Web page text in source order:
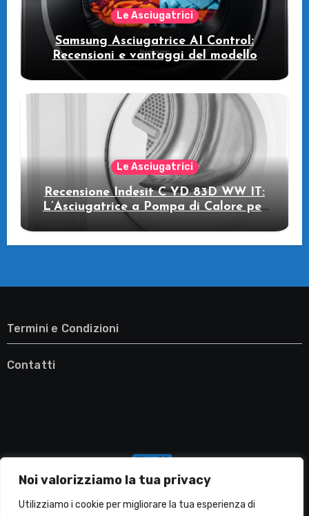
Noi valorizziamo la tua privacy
Utilizziamo i cookie per migliorare la tua esperienza di
Le Asciugatrici
Samsung Asciugatrice AI Control:
Recensioni e vantaggi del modello
Le Asciugatrici
Recensione Indesit C YD 83D WW IT:
L’Asciugatrice a Pompa di Calore per
il Tuo Benessere
Termini e Condizioni
Contatti